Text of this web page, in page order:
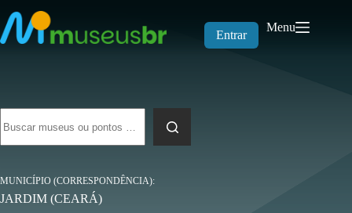
para
o
conteúdo
Entrar
Menu
resultados
MUNICÍPIO (CORRESPONDÊNCIA)
JARDIM (CEARÁ)